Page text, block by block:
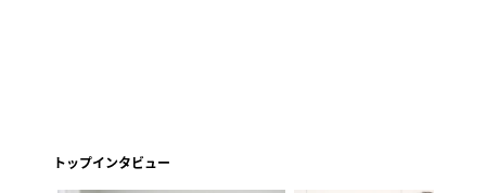
トップインタビュー